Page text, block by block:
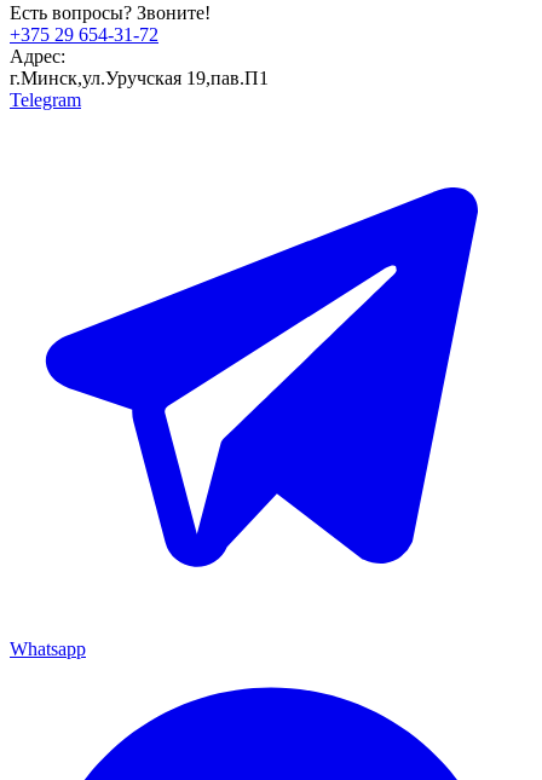
Есть вопросы? Звоните!
+375 29 654-31-72
Адрес:
г.Минск,ул.Уручская 19,пав.П1
Telegram
Whatsapp